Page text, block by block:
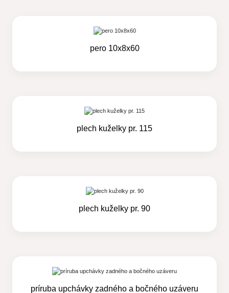
pero 10x8x60
plech kuželky pr. 115
plech kuželky pr. 90
príruba upchávky zadného a bočného uzáveru